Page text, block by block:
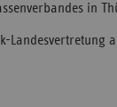
in
Landesvertretung